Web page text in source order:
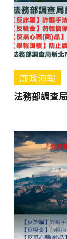
廉政海報
法務部調查